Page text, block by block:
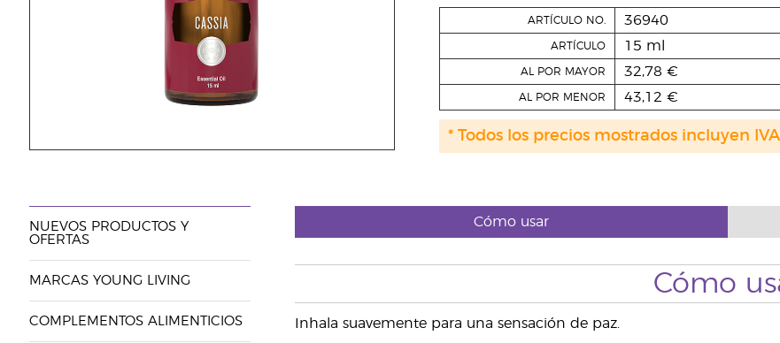
ARTÍCULO NO. 36940
ARTÍCULO 15 ml
AL POR MAYOR 32,78 €
AL POR MENOR 43,12 €
* Todos los precios mostrados incluyen
NUEVOS PRODUCTOS Y
OFERTAS
MARCAS YOUNG LIVING
COMPLEMENTOS ALIMENTICIOS
Cómo usar
Cómo
Inhala suavemente para una sensación de paz.